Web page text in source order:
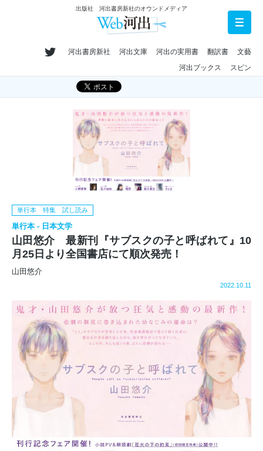
出版社 河出書房新社のオウンドメディア
河出書房新社 河出文庫 河出の実用書 翻訳書
文藝
河出ブックス
スピン
単行本 特集 試し読み
単行本 - 日本文学
山田悠介 最新刊『サブスクの子と呼ばれて』10
月25日より全国書店にて順次発売！
山田悠介
2022.10.11